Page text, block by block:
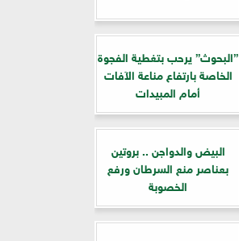
”البحوث” يرحب بتغطية الفجوة
الخاصة بارتفاع مناعة الآفات
أمام المبيدات
البيض والدواجن .. بروتين
بعناصر منع السرطان ورفع
الخصوبة